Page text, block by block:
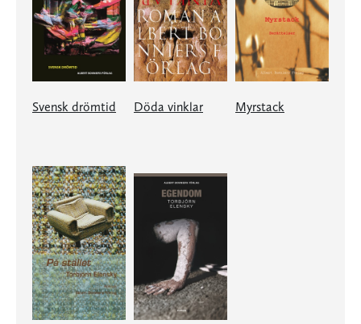
Svensk drömtid Döda vinklar Myrstack